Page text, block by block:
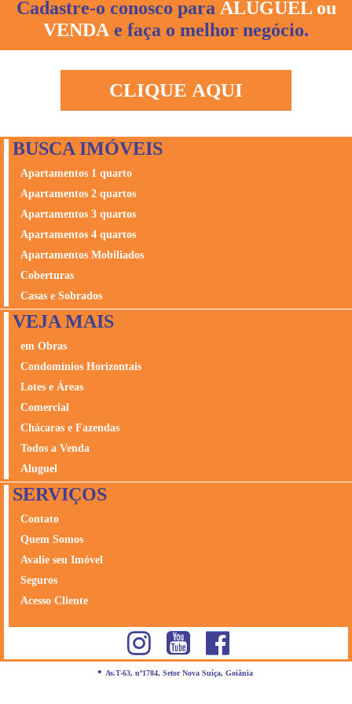
solário, academia, sauna, spa, lounge/spa/zen, pilates.
Afinal, mais do que construir, na FR. eles realizam etapas
memoráveis do projeto de vida de tantas famílias.
Cadastre-o conosco para ALUGUEL ou
VENDA e faça o melhor negócio.
CLIQUE AQUI
BUSCA IMÓVEIS
Apartamentos 1 quarto
Apartamentos 2 quartos
Apartamentos 3 quartos
Apartamentos 4 quartos
Apartamentos Mobiliados
Coberturas
Casas e Sobrados
VEJA MAIS
em Obras
Condomínios Horizontais
Lotes e Áreas
Comercial
Chácaras e Fazendas
Todos a Venda
Aluguel
SERVIÇOS
Contato
Quem Somos
Avalie seu Imóvel
Seguros
Acesso Cliente
• Av.T-63, nº1784, Setor Nova Suíça, Goiânia